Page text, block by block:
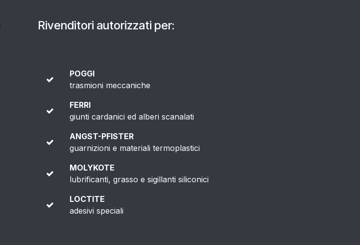
Rivenditori autorizzati per:
POGGI
trasmioni meccaniche
FERRI
giunti cardanici ed alberi scanalati
ANGST-PFISTER
guarnizioni e materiali termoplastici
MOLYKOTE
lubrificanti, grasso e sigillanti siliconici
LOCTITE
adesivi speciali